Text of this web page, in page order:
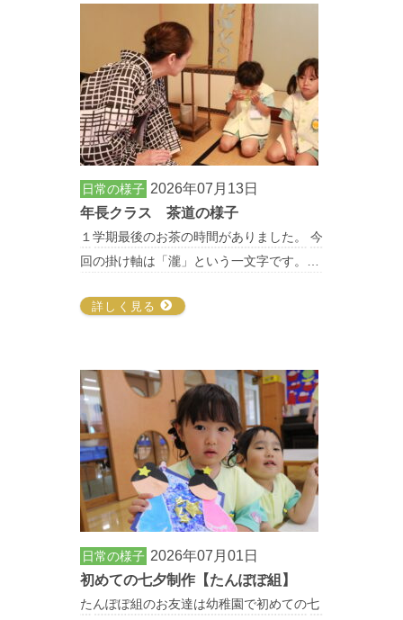
日常の様子 2026年07月13日
年長クラス 茶道の様子
１学期最後のお茶の時間がありました。 今
回の掛け軸は「瀧」という一文字です。…
詳しく見る
日常の様子 2026年07月01日
初めての七夕制作【たんぽぽ組】
たんぽぽ組のお友達は幼稚園で初めての七